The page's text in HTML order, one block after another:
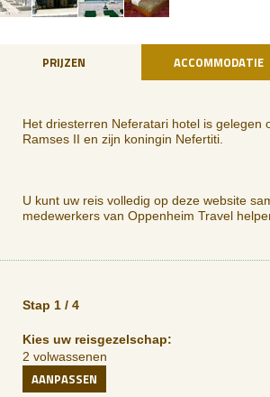
PRIJZEN ACCOMMODATIE
Het driesterren Neferatari hotel is
Ramses II en zijn koningin Nefertiti.
U kunt uw reis volledig op deze website
medewerkers van Oppenheim Travel
Stap 1 / 4
Kies uw reisgezelschap:
2 volwassenen
AANPASSEN